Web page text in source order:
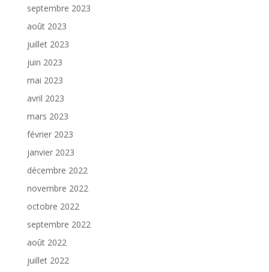
septembre 2023
août 2023
juillet 2023
juin 2023
mai 2023
avril 2023
mars 2023
février 2023
janvier 2023
décembre 2022
novembre 2022
octobre 2022
septembre 2022
août 2022
juillet 2022